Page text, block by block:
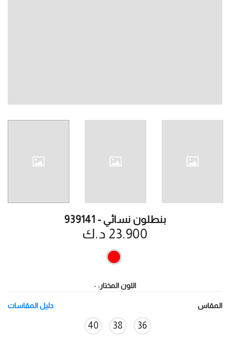
بنطلون نسائي - 939141
23.900 د.ك
اللون المختار: -
المقاس دليل المقاسات
36
38
40